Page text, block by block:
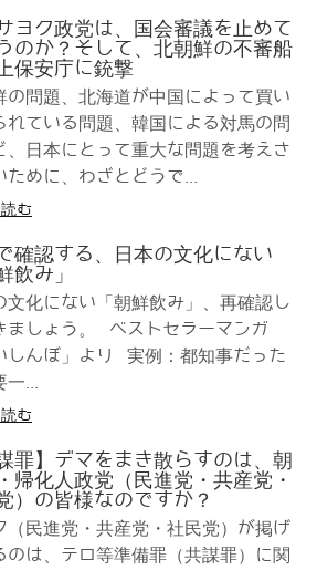
ヨク政党は、国会審議を止めて
のか？そして、北朝鮮の不審船
保安庁に銃撃
の問題、北海道が中国によって買い
れている問題、韓国による対馬の問
、日本にとって重大な問題を考えさ
ために、わざとどうで...
む
確認する、日本の文化にない
飲み」
文化にない「朝鮮飲み」、再確認し
ましょう。 ベストセラーマンガ
しんぼ」より 実例：都知事だった
...
む
罪】デマをまき散らすのは、朝
帰化人政党（民進党・共産党・
）の皆様なのですか？
（民進党・共産党・社民党）が掲げ
のは、テロ等準備罪（共謀罪）に関